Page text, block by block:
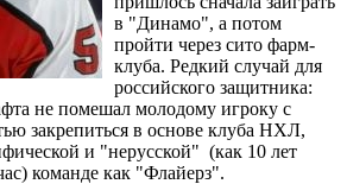
в "Динамо", а потом
пройти через сито фарм-
клуба. Редкий случай для
российского защитника:
не помешал молодому игроку с
закрепиться в основе клуба НХЛ,
и "нерусской" (как 10 лет
команде как "Флайерз".